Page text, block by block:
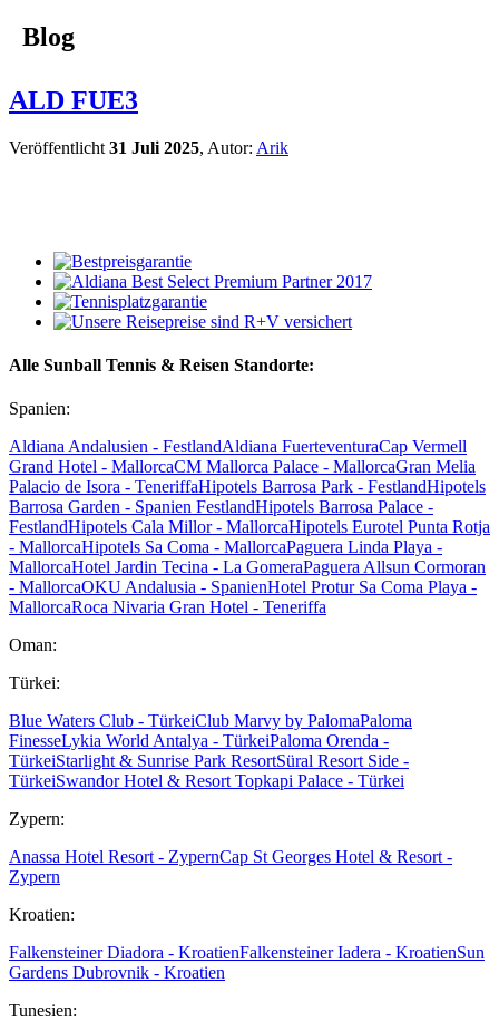
Blog
ALD FUE3
Veröffentlicht 31 Juli 2025, Autor: Arik
Alle Sunball Tennis & Reisen Standorte:
Spanien:
Aldiana Andalusien - FestlandAldiana FuerteventuraCap Vermell
Grand Hotel - MallorcaCM Mallorca Palace - MallorcaGran Melia
Palacio de Isora - TeneriffaHipotels Barrosa Park - FestlandHipotels
Barrosa Garden - Spanien FestlandHipotels Barrosa Palace -
FestlandHipotels Cala Millor - MallorcaHipotels Eurotel Punta Rotja
- MallorcaHipotels Sa Coma - MallorcaPaguera Linda Playa -
MallorcaHotel Jardin Tecina - La GomeraPaguera Allsun Cormoran
- MallorcaOKU Andalusia - SpanienHotel Protur Sa Coma Playa -
MallorcaRoca Nivaria Gran Hotel - Teneriffa
Oman:
Türkei:
Blue Waters Club - TürkeiClub Marvy by PalomaPaloma
FinesseLykia World Antalya - TürkeiPaloma Orenda -
TürkeiStarlight & Sunrise Park ResortSüral Resort Side -
TürkeiSwandor Hotel & Resort Topkapi Palace - Türkei
Zypern:
Anassa Hotel Resort - ZypernCap St Georges Hotel & Resort -
Zypern
Kroatien:
Falkensteiner Diadora - KroatienFalkensteiner Iadera - KroatienSun
Gardens Dubrovnik - Kroatien
Tunesien: